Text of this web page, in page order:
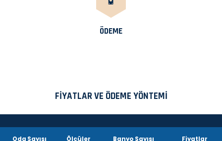
ÖDEME
FIYATLAR VE ÖDEME YÖNTEMI
Oda Sayısı Ölçüler Banyo Sayısı Fiyatlar